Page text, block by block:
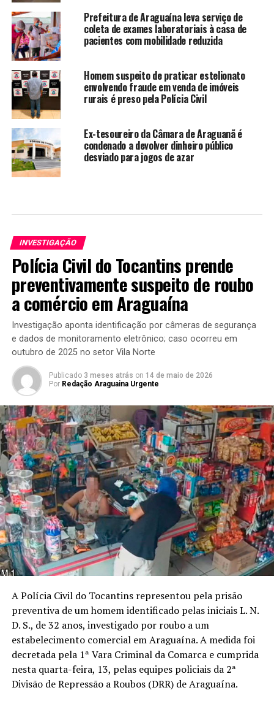
Prefeitura de Araguaína leva serviço de
coleta de exames laboratoriais à casa de
pacientes com mobilidade reduzida
Homem suspeito de praticar estelionato
envolvendo fraude em venda de imóveis
rurais é preso pela Polícia Civil
Ex-tesoureiro da Câmara de Araguanã é
condenado a devolver dinheiro público
desviado para jogos de azar
INVESTIGAÇÃO
Polícia Civil do Tocantins prende
preventivamente suspeito de roubo
a comércio em Araguaína
Investigação aponta identificação por câmeras de segurança
e dados de monitoramento eletrônico; caso ocorreu em
outubro de 2025 no setor Vila Norte
Publicado 3 meses atrás on 14 de maio de 2026
Por Redação Araguaina Urgente
A Polícia Civil do Tocantins representou pela prisão
preventiva de um homem identificado pelas iniciais L. N.
D. S., de 32 anos, investigado por roubo a um
estabelecimento comercial em Araguaína. A medida foi
decretada pela 1ª Vara Criminal da Comarca e cumprida
nesta quarta-feira, 13, pelas equipes policiais da 2ª
Divisão de Repressão a Roubos (DRR) de Araguaína.